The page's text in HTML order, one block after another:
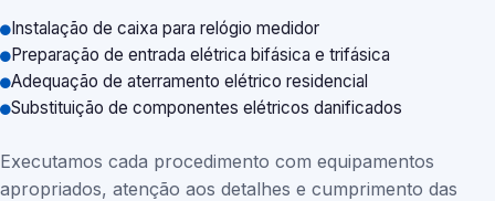
Instalação de caixa para relógio medidor
Preparação de entrada elétrica bifásica e trifásica
Adequação de aterramento elétrico residencial
Substituição de componentes elétricos danificados
Executamos cada procedimento com equipamentos
apropriados, atenção aos detalhes e cumprimento das